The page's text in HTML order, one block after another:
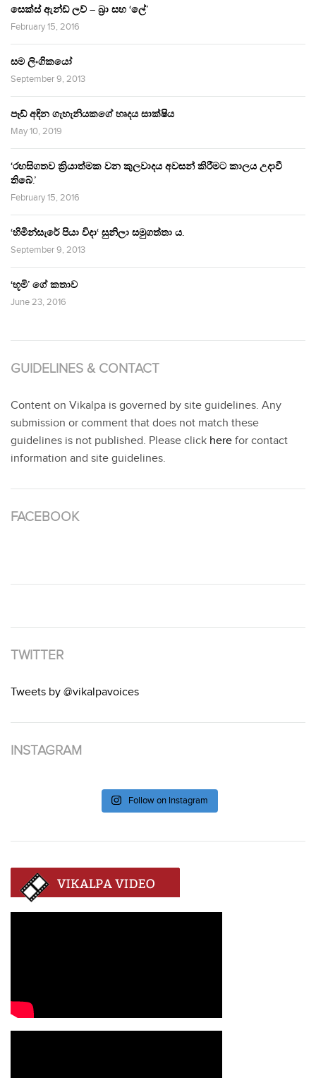
සෙක්ස් ඇන්ඩ් ලව් – බ්‍රා සහ ‘ලේ’
February 15, 2016
සම ලිංගිකයෝ
September 9, 2013
පෑඩ් අඳින ගැහැනියකගේ හෘදය සාක්ෂිය
May 10, 2019
‘රහසිගතව ක්‍රියාත්මක වන කුලවාදය අවසන් කිරීමට කාලය උදාවී
තිබේ.’
February 15, 2016
‘හිමින්සැරේ පියා විදා‘ සුනිලා සමුගත්තා ය.
September 9, 2013
‘භූමි’ ගේ කතාව
June 23, 2016
GUIDELINES & CONTACT
Content on Vikalpa is governed by site guidelines. Any
submission or comment that does not match these
guidelines is not published. Please click here for contact
information and site guidelines.
FACEBOOK
TWITTER
Tweets by @vikalpavoices
INSTAGRAM
Follow on Instagram